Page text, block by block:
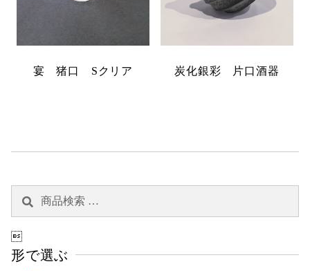
宴 猪口 Sクリア 炭化銀彩 片口酒器
象:

形で選ぶ